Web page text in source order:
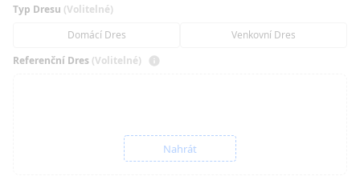
Typ Dresu (Volitelné)
Domácí Dres
Venkovní Dres
Referenční Dres (Volitelné)
Nahrát